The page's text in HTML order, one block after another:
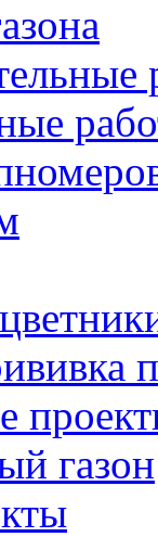
газон